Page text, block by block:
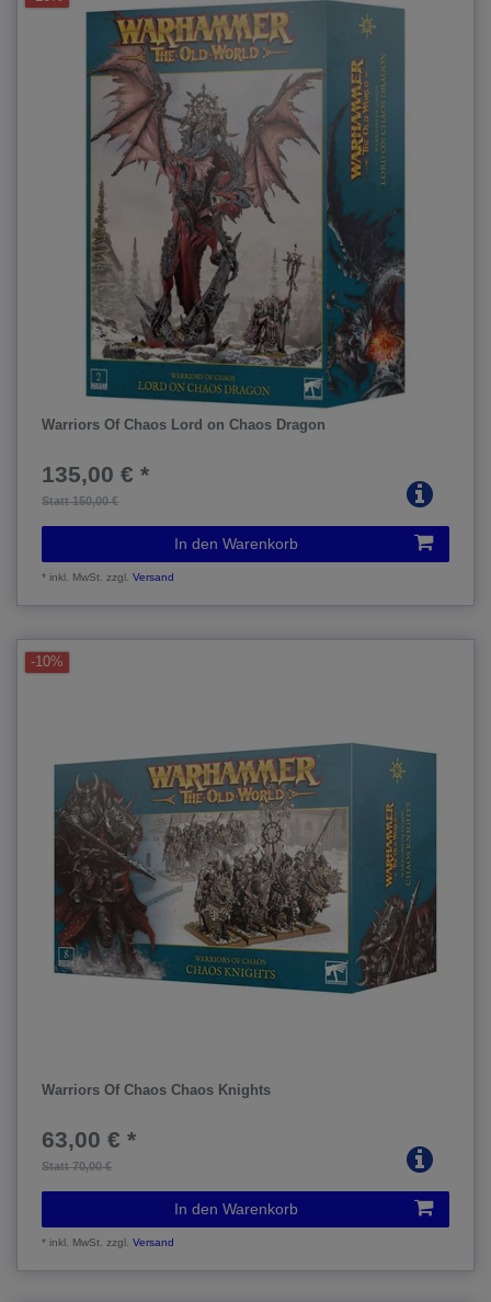
Warriors Of Chaos Lord on Chaos Dragon
Statt 150,00 €
135,00 € *
In den Warenkorb
*inkl. MwSt. zzgl.Versand
-10%
Warriors Of Chaos Chaos Knights
Statt 70,00 €
63,00 € *
In den Warenkorb
*inkl. MwSt. zzgl.Versand